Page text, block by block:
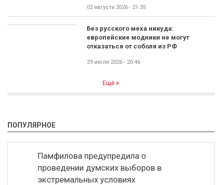
02 августа 2026 - 21:35
Без русского меха никуда:
европейские модники не могут
отказаться от соболя из РФ
29 июля 2026 - 20:46
Ещё
ПОПУЛЯРНОЕ
Памфилова предупредила о
проведении думских выборов в
экстремальных условиях